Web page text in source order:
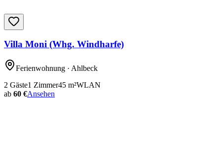
Villa Moni (Whg. Windharfe)
Ferienwohnung · Ahlbeck
2 Gäste1 Zimmer45 m²WLAN
ab 60 €Ansehen